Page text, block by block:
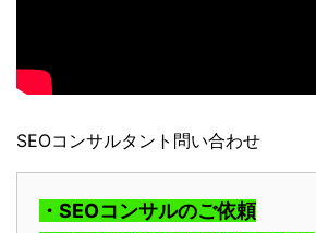
SEOコンサルタント問い合わせ
・SEOコンサルのご依頼